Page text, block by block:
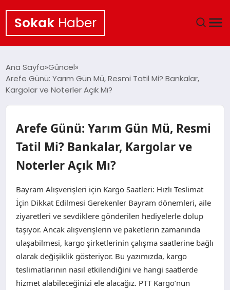
Sokak Haber
EKONOMI
KÜLTÜR SANAT
SAĞLIK
TEKNOLOJI
Ana Sayfa Güncel
Arefe Günü: Yarım Gün Mü, Resmi Tatil Mi? Bankalar,
Kargolar ve Noterler Açık Mı?
Arefe Günü: Yarım Gün Mü, Resmi
Tatil Mi? Bankalar, Kargolar ve
Noterler Açık Mı?
Bayram Alışverişleri için Kargo Saatleri: Hızlı Teslimat
İçin Dikkat Edilmesi Gerekenler Bayram dönemleri, aile
ziyaretleri ve sevdiklere gönderilen hediyelerle dolup
taşıyor. Ancak alışverişlerin ve paketlerin zamanında
ulaşabilmesi, kargo şirketlerinin çalışma saatlerine bağlı
olarak değişiklik gösteriyor. Bu yazımızda, kargo
teslimatlarının nasıl etkilendiğini ve hangi saatlerde
hizmet alabileceğinizi ele alacağız. PTT Kargo’nun